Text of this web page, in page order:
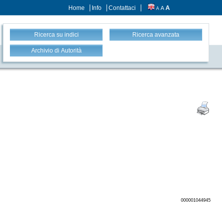
Home Info Contattaci A A A
Ricerca su indici Ricerca avanzata
Archivio di Autorità